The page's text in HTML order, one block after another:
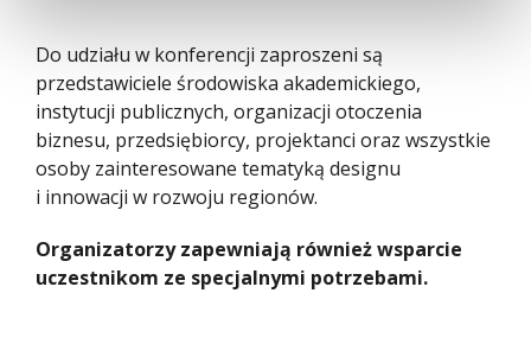
Do udziału w konferencji zaproszeni są
przedstawiciele środowiska akademickiego,
instytucji publicznych, organizacji otoczenia
biznesu, przedsiębiorcy, projektanci oraz wszystkie
osoby zainteresowane tematyką designu
i innowacji w rozwoju regionów.
Organizatorzy zapewniają również wsparcie
uczestnikom ze specjalnymi potrzebami.